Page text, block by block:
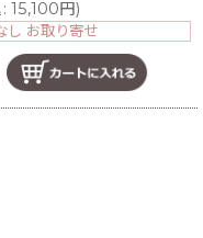
: 15,100円)
し お取り寄せ